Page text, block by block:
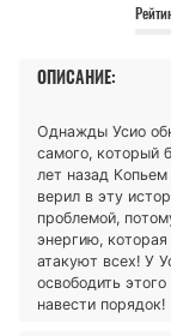
ОПИСАНИЕ:
Однажды Усио
самого, который
лет назад
верил в эту
проблемой,
энергию,
атакуют всех! У
освободить
навести порядок!